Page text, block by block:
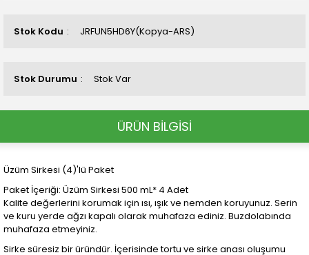
Stok Kodu JRFUN5HD6Y(Kopya-ARS)
Stok Durumu Stok Var
ÜRÜN BİLGİSİ
Üzüm Sirkesi (4)'lü Paket
Paket İçeriği: Üzüm Sirkesi 500 mL* 4 Adet
Kalite değerlerini korumak için ısı, ışık ve nemden koruyunuz. Serin
ve kuru yerde ağzı kapalı olarak muhafaza ediniz. Buzdolabında
muhafaza etmeyiniz.
Sirke süresiz bir üründür. İçerisinde tortu ve sirke anası oluşumu